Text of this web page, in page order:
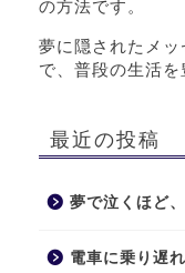
の方法です。
夢に隠されたメ
で、普段の生活を
最近の投稿
夢で泣くほど
電車に乗り遅